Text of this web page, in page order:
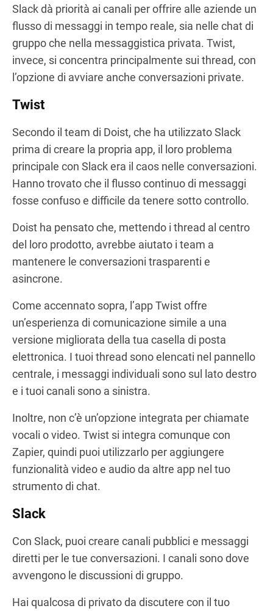
Slack dà priorità ai canali per offrire alle aziende un
flusso di messaggi in tempo reale, sia nelle chat di
gruppo che nella messaggistica privata. Twist,
invece, si concentra principalmente sui thread, con
l’opzione di avviare anche conversazioni private.
Twist
Secondo il team di Doist, che ha utilizzato Slack
prima di creare la propria app, il loro problema
principale con Slack era il caos nelle conversazioni.
Hanno trovato che il flusso continuo di messaggi
fosse confuso e difficile da tenere sotto controllo.
Doist ha pensato che, mettendo i thread al centro
del loro prodotto, avrebbe aiutato i team a
mantenere le conversazioni trasparenti e
asincrone.
Come accennato sopra, l’app Twist offre
un’esperienza di comunicazione simile a una
versione migliorata della tua casella di posta
elettronica. I tuoi thread sono elencati nel pannello
centrale, i messaggi individuali sono sul lato destro
e i tuoi canali sono a sinistra.
Inoltre, non c’è un’opzione integrata per chiamate
vocali o video. Twist si integra comunque con
Zapier, quindi puoi utilizzarlo per aggiungere
funzionalità video e audio da altre app nel tuo
strumento di chat.
Slack
Con Slack, puoi creare canali pubblici e messaggi
diretti per le tue conversazioni. I canali sono dove
avvengono le discussioni di gruppo.
Hai qualcosa di privato da discutere con il tuo